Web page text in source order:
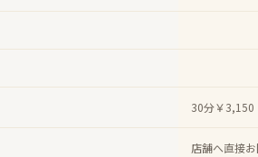
30分￥3,150
店舗へ直接